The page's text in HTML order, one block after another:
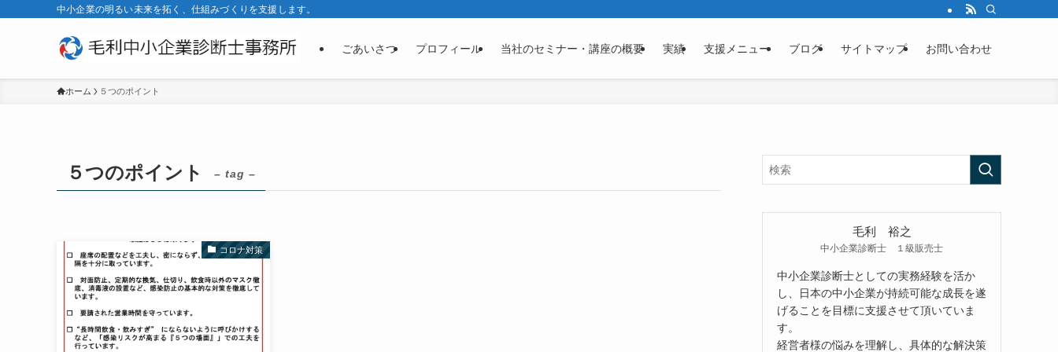
中小企業の明るい未来を拓く、仕組みづくりを支援します。
ごあいさつ プロフィール 当社のセミナー・講座の概要 実績 支援メニュー ブログ サイトマップ お問い合わせ
ホーム ５つのポイント
５つのポイント – tag –
コロナ対策
毛利 裕之
中小企業診断士 １級販売士
中小企業診断士としての実務経験を活か
し、日本の中小企業が持続可能な成長を遂
げることを目標に支援させて頂いていま
す。
経営者様の悩みを理解し、具体的な解決策